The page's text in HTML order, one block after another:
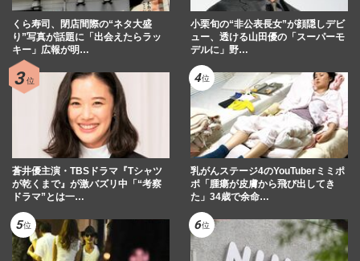
くら寿司、閉店間際の“ネタ大盛
り”写真が話題に「出会えたらラッ
キー」広報が明…
小栗旬の“非公表長女”が顔隠しデビ
ュー、透ける山田優の「スーパーモ
デルに」野…
蒼井優主演・TBSドラマ『Tシャツ
が乾くまで』が激バズリ中「“考察
ドラマ”とは一…
乳がんステージ4のYouTuberミミポ
ポ「腫瘍が皮膚から飛び出してき
た」34歳で余命…